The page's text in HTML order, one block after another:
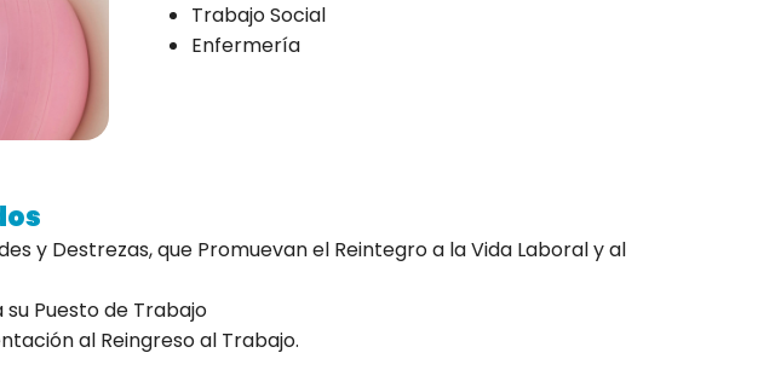
Trabajo Social
Enfermería
y Destrezas, que Promuevan el Reintegro a la Vida Laboral y al
Puesto de Trabajo
al Reingreso al Trabajo.